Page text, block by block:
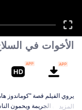
الأخوات في
يروي الفيلم قصة "كوماندوز
يكافحون الجريمة ويحمون
المزيد